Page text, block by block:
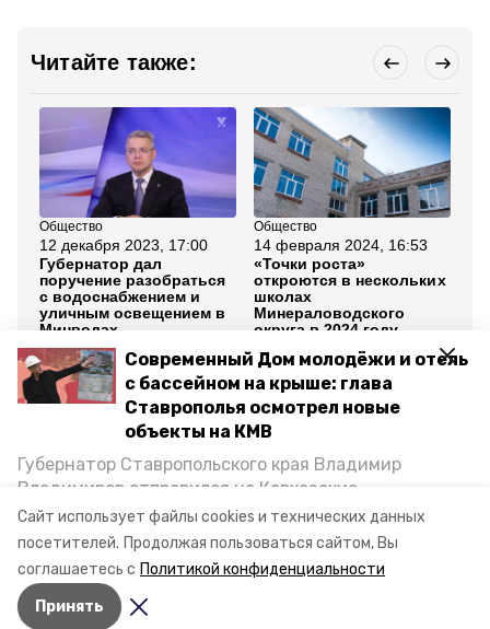
Сайт использует файлы cookies и технических данных
посетителей. Продолжая пользоваться сайтом, Вы
соглашаетесь с Политикой конфиденциальности
Принять
Современный Дом молодёжи и отель
с бассейном на крыше: глава
Ставрополья осмотрел новые
объекты на КМВ
Губернатор Ставропольского края Владимир
Владимиров отправился на Кавказские
Минеральные Воды, чтобы проинспектировать
строительство объектов в Кисловодске и
Минводах, а также выслушать предложения о
постройке новых точек притяжения для местных
жителей. Подробнее — в материале «Победы26».
Читайте также:
Общество
12 декабря 2023, 17:00
Губернатор дал
поручение разобраться
с водоснабжением и
уличным освещением в
Минводах
Общество
14 февраля 2024, 16:53
«Точки роста»
откроются в нескольких
школах
Минераловодского
округа в 2024 году
Все новости
губернатор владимир владимиров
Авторы: Андрей Никандров